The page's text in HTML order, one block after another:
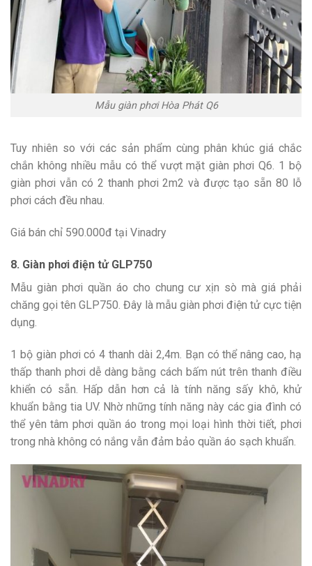
Mẫu giàn phơi Hòa Phát Q6
Tuy nhiên so với các sản phẩm cùng phân khúc giá chắc
chắn không nhiều mẫu có thể vượt mặt giàn phơi Q6. 1 bộ
giàn phơi vẫn có 2 thanh phơi 2m2 và được tạo sẵn 80 lỗ
phơi cách đều nhau.
Giá bán chỉ 590.000đ tại Vinadry
8. Giàn phơi điện tử GLP750
Mẫu giàn phơi quần áo cho chung cư xịn sò mà giá phải
chăng gọi tên GLP750. Đây là mẫu giàn phơi điện tử cực tiện
dụng.
1 bộ giàn phơi có 4 thanh dài 2,4m. Bạn có thể nâng cao, hạ
thấp thanh phơi dễ dàng bằng cách bấm nút trên thanh điều
khiển có sẵn. Hấp dẫn hơn cả là tính năng sấy khô, khử
khuẩn bằng tia UV. Nhờ những tính năng này các gia đình có
thể yên tâm phơi quần áo trong mọi loại hình thời tiết, phơi
trong nhà không có nắng vẫn đảm bảo quần áo sạch khuẩn.